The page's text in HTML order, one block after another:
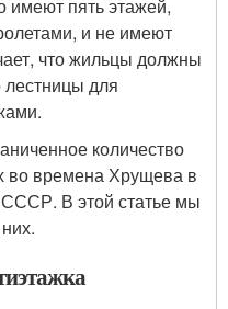
имеют пять этажей,
и не имеют
что жильцы должны
лестницы для
количество
во времена Хрущева в
СССР. В этой статье мы